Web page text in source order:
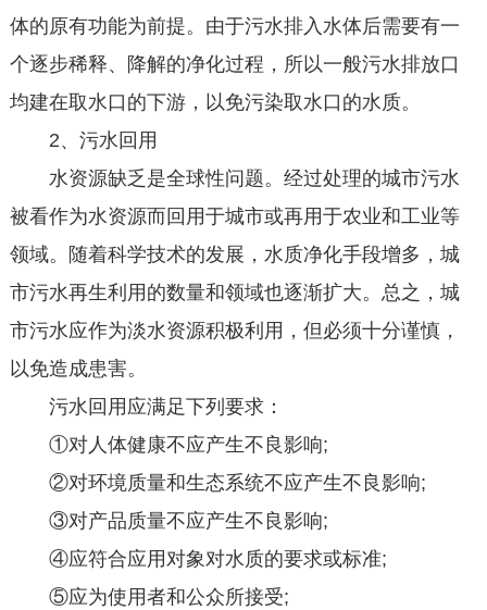
体的原有功能为前提。由于污水排入水体后需要有一
个逐步稀释、降解的净化过程，所以一般污水排放口
均建在取水口的下游，以免污染取水口的水质。
2、污水回用
水资源缺乏是全球性问题。经过处理的城市污水
被看作为水资源而回用于城市或再用于农业和工业等
领域。随着科学技术的发展，水质净化手段增多，城
市污水再生利用的数量和领域也逐渐扩大。总之，城
市污水应作为淡水资源积极利用，但必须十分谨慎，
以免造成患害。
污水回用应满足下列要求：
①对人体健康不应产生不良影响;
②对环境质量和生态系统不应产生不良影响;
③对产品质量不应产生不良影响;
④应符合应用对象对水质的要求或标准;
⑤应为使用者和公众所接受;